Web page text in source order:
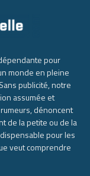
pour
monde en pleine
publicité, notre
assumée et
dénoncent
de la petite ou de la
pour les
veut comprendre